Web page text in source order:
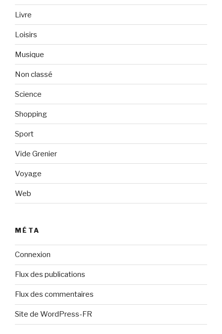
Livre
Loisirs
Musique
Non classé
Science
Shopping
Sport
Vide Grenier
Voyage
Web
MÉTA
Connexion
Flux des publications
Flux des commentaires
Site de WordPress-FR